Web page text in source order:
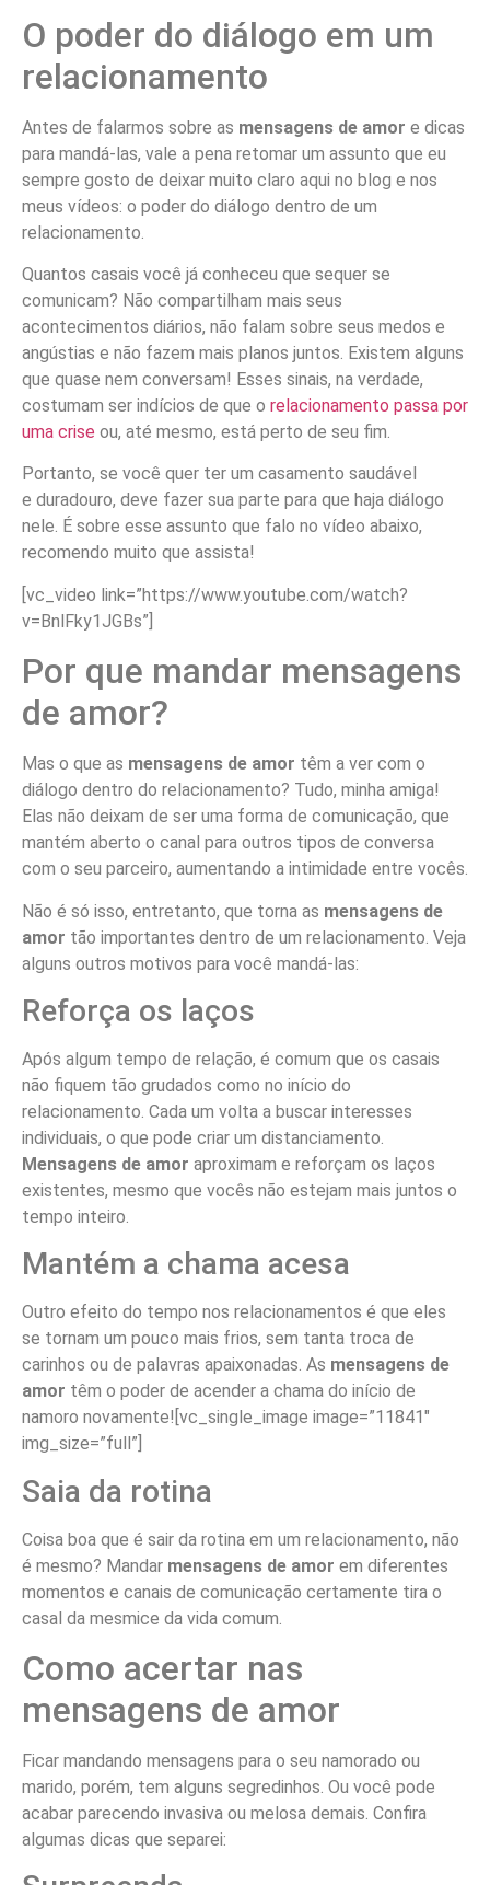
O poder do diálogo em um
relacionamento
Antes de falarmos sobre as mensagens de amor e dicas
para mandá-las, vale a pena retomar um assunto que eu
sempre gosto de deixar muito claro aqui no blog e nos
meus vídeos: o poder do diálogo dentro de um
relacionamento.
Quantos casais você já conheceu que sequer se
comunicam? Não compartilham mais seus
acontecimentos diários, não falam sobre seus medos e
angústias e não fazem mais planos juntos. Existem alguns
que quase nem conversam! Esses sinais, na verdade,
costumam ser indícios de que o relacionamento passa por
uma crise ou, até mesmo, está perto de seu fim.
Portanto, se você quer ter um casamento saudável
e duradouro, deve fazer sua parte para que haja diálogo
nele. É sobre esse assunto que falo no vídeo abaixo,
recomendo muito que assista!
[vc_video link=”https://www.youtube.com/watch?
v=BnlFky1JGBs”]
Por que mandar mensagens
de amor?
Mas o que as mensagens de amor têm a ver com o
diálogo dentro do relacionamento? Tudo, minha amiga!
Elas não deixam de ser uma forma de comunicação, que
mantém aberto o canal para outros tipos de conversa
com o seu parceiro, aumentando a intimidade entre vocês.
Não é só isso, entretanto, que torna as mensagens de
amor tão importantes dentro de um relacionamento. Veja
alguns outros motivos para você mandá-las:
Reforça os laços
Após algum tempo de relação, é comum que os casais
não fiquem tão grudados como no início do
relacionamento. Cada um volta a buscar interesses
individuais, o que pode criar um distanciamento.
Mensagens de amor aproximam e reforçam os laços
existentes, mesmo que vocês não estejam mais juntos o
tempo inteiro.
Mantém a chama acesa
Outro efeito do tempo nos relacionamentos é que eles
se tornam um pouco mais frios, sem tanta troca de
carinhos ou de palavras apaixonadas. As mensagens de
amor têm o poder de acender a chama do início de
namoro novamente![vc_single_image image=”11841″
img_size=”full”]
Saia da rotina
Coisa boa que é sair da rotina em um relacionamento, não
é mesmo? Mandar mensagens de amor em diferentes
momentos e canais de comunicação certamente tira o
casal da mesmice da vida comum.
Como acertar nas
mensagens de amor
Ficar mandando mensagens para o seu namorado ou
marido, porém, tem alguns segredinhos. Ou você pode
acabar parecendo invasiva ou melosa demais. Confira
algumas dicas que separei: